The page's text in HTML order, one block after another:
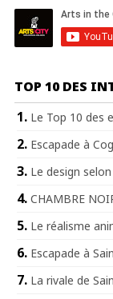
TOP 10 DES
Le Top 10 des
Escapade à
Le design
CHAMBRE
Le réalisme
Escapade à
La rivale de